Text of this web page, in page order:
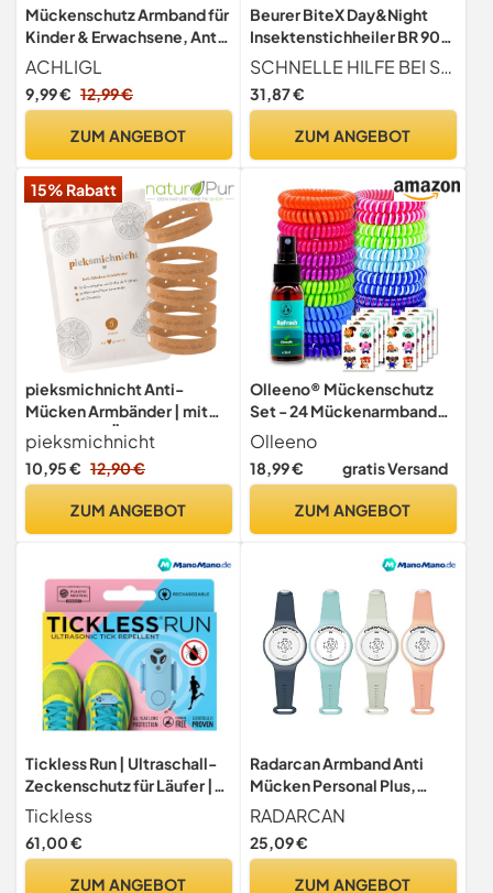
Mückenschutz Armband für
Kinder & Erwachsene, Anti
Mücken Aufkleber
Natürlich Insektenschutz
Mückenarmbänder
Zubehör(10 Stück + 60
ACHLIGL
9,99 € 12,99 €
ZUM ANGEBOT
Beurer BiteX Day&Night
Insektenstichheiler BR 90,
Mückenstich Hitzestift zur
Behandlung von
Insektenstichen- und
Stichheiler, mit Licht zur
Reise-Gadget
SCHNELLE HILFE BEI STICHEN Unser Day&Night Insektenstichheiler kann durch Wärme im Handumdrehen für Linderung bei Juckreiz nach Stichen oder Bissen von Mücken, Wespen, Bienen & Co. sorgen
31,87 €
ZUM ANGEBOT
15% Rabatt
pieksmichnicht Anti-
Mücken Armbänder | mit
Citronella-Öl | 5 Stück
|Mückenschutz
Insektenschutz für Kinder
Camping Mosquito
pieksmichnicht
10,95 € 12,90 €
ZUM ANGEBOT
Olleeno® Mückenschutz
Set - 24 Mückenarmband
Armbänder, 30 ml Spray &
60 Mückenpflaster
Aufkleber | Moskito
Camping, Outdoor, Reisen
Olleeno
18,99 € gratis Versand
ZUM ANGEBOT
Tickless Run | Ultraschall-
Zeckenschutz für Läufer |
für alle Altersgruppen -
Baby Blue
Tickless
61,00 €
ZUM ANGEBOT
Radarcan Armband Anti
Mücken Personal Plus,
Weiß, 8 x 5 x 6 cm, r-100 -
Farblich sortiert
RADARCAN
25,09 €
ZUM ANGEBOT